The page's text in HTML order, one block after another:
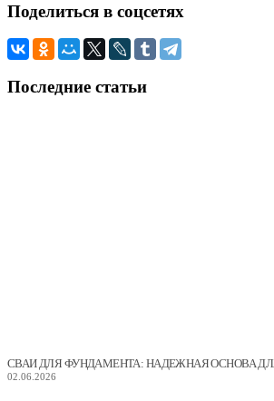
Поделиться в соцсетях
Последние статьи
СВАИ ДЛЯ ФУНДАМЕНТА: НАДЕЖНАЯ ОСНОВА
02.06.2026